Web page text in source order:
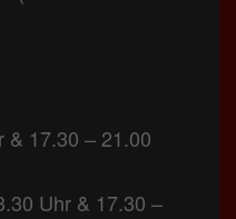
& 17.30 – 21.00
Uhr & 17.30 –